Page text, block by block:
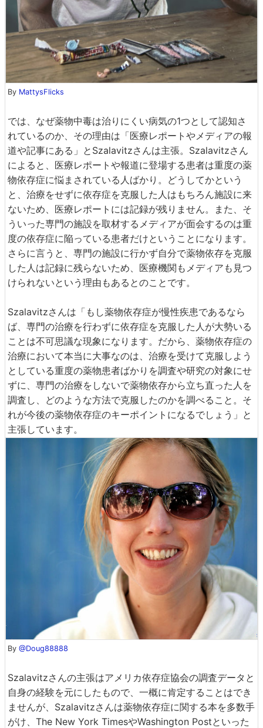
By MattysFlicks
では、なぜ薬物中毒は治りにくい病気の1つとして認知さ
れているのか、その理由は「医療レポートやメディアの報
道や記事にある」とSzalavitzさんは主張。Szalavitzさん
によると、医療レポートや報道に登場する患者は重度の薬
物依存症に悩まされている人ばかり。どうしてかという
と、治療をせずに依存症を克服した人はもちろん施設に来
ないため、医療レポートには記録が残りません。また、そ
ういった専門の施設を取材するメディアが面会するのは重
度の依存症に陥っている患者だけということになります。
さらに言うと、専門の施設に行かず自分で薬物依存を克服
した人は記録に残らないため、医療機関もメディアも見つ
けられないという理由もあるとのことです。
Szalavitzさんは「もし薬物依存症が慢性疾患であるなら
ば、専門の治療を行わずに依存症を克服した人が大勢いる
ことは不可思議な現象になります。だから、薬物依存症の
治療において本当に大事なのは、治療を受けて克服しよう
としている重度の薬物患者ばかりを調査や研究の対象にせ
ずに、専門の治療をしないで薬物依存から立ち直った人を
調査し、どのような方法で克服したのかを調べること。そ
れが今後の薬物依存症のキーポイントになるでしょう」と
主張しています。
By @Doug88888
Szalavitzさんの主張はアメリカ依存症協会の調査データと
自身の経験を元にしたもので、一概に肯定することはでき
ませんが、Szalavitzさんは薬物依存症に関する本を多数手
がけ、The New York TimesやWashington Postといった